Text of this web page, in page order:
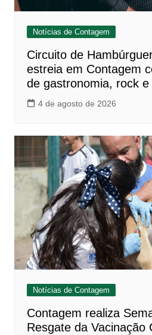
Notícias de Contagem
Circuito de
estreia em Contagem
de gastronomia, rock
4 de agosto de 2026
Notícias de Contagem
Contagem realiza
Resgate da Vacinação